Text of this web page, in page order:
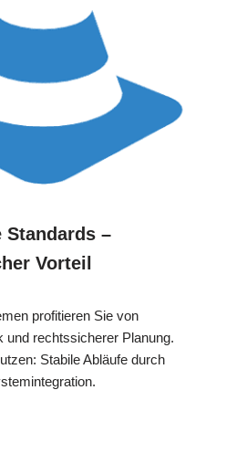
Standards –
Vorteil
profitieren Sie von
und rechtssicherer Planung.
Stabile Abläufe durch